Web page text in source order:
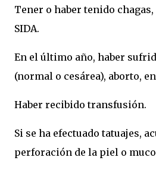
Tener o haber tenido
SIDA.
En el último año, haber
(normal o cesárea), aborto,
Haber recibido transfusión.
Si se ha efectuado tatuajes,
perforación de la piel o